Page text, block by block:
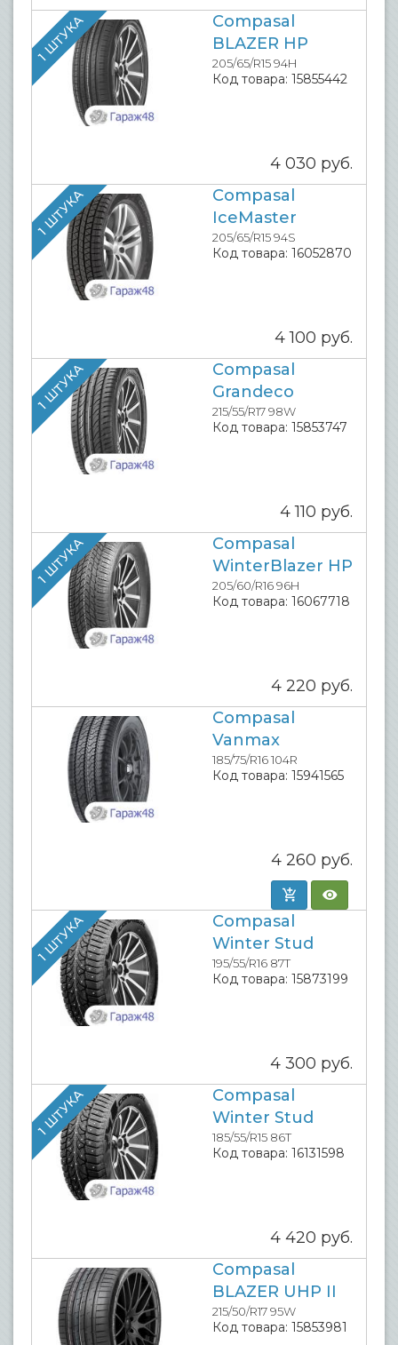
1 ШТУКА
Compasal
BLAZER HP
205/65/R15 94H
Код товара: 15855442
4 030 руб.
1 ШТУКА
Compasal
IceMaster
205/65/R15 94S
Код товара: 16052870
4 100 руб.
1 ШТУКА
Compasal
Grandeco
215/55/R17 98W
Код товара: 15853747
4 110 руб.
1 ШТУКА
Compasal
WinterBlazer HP
205/60/R16 96H
Код товара: 16067718
4 220 руб.
Compasal
Vanmax
185/75/R16 104R
Код товара: 15941565
4 260 руб.
1 ШТУКА
Compasal
Winter Stud
195/55/R16 87T
Код товара: 15873199
4 300 руб.
1 ШТУКА
Compasal
Winter Stud
185/55/R15 86T
Код товара: 16131598
4 420 руб.
Compasal
BLAZER UHP II
215/50/R17 95W
Код товара: 15853981